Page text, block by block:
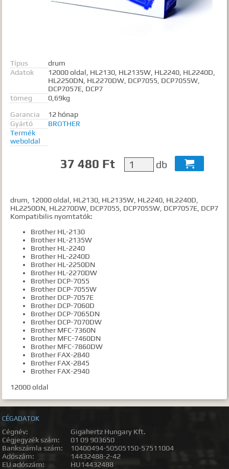
Meg kell adnia legalább egy, minimum 3 betűs szót, vagy valamilyen
speciális kifejezést.
Speciális kifejezések:
Kezdő rész szó:
Semmiképp ne szerepeljen:
Pontos egyezéshez mindkét esetben használhatja az idézőjeleket:
Típus
drum
Adatok
12000 oldal, HL2130, HL2135W, HL2240, HL2240D,
HL2250DN, HL2270DW, DCP7055, DCP7055W,
DCP7057E, DCP7
tömeg
0,69kg
Garancia
12 hónap
Gyártó
BROTHER
Termék
weboldal
37 480 Ft db 
drum, 12000 oldal, HL2130, HL2135W, HL2240, HL2240D,
HL2250DN, HL2270DW, DCP7055, DCP7055W, DCP7057E, DCP7
Kompatibilis nyomtatók:
Brother HL-2130
Brother HL-2135W
Brother HL-2240
Brother HL-2240D
Brother HL-2250DN
Brother HL-2270DW
Brother DCP-7055
Brother DCP-7055W
Brother DCP-7057E
Brother DCP-7060D
Brother DCP-7065DN
Brother DCP-7070DW
Brother MFC-7360N
Brother MFC-7460DN
Brother MFC-7860DW
Brother FAX-2840
Brother FAX-2845
Brother FAX-2940
12000 oldal
CÉGADATOK
Cégnév:
Gigahertz Hungary Kft.
Cégjegyzék szám:
01 09 903650
Bankszámla szám:
10400494-50505150-57511004
Adószám:
14432488-2-42
EU adószám:
HU14432488